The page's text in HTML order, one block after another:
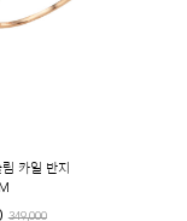
카일 반지
349,000